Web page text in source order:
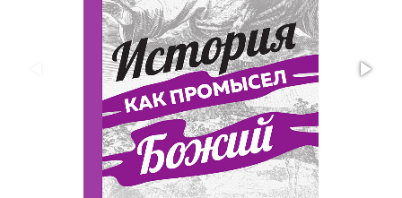
непознанное
Философия